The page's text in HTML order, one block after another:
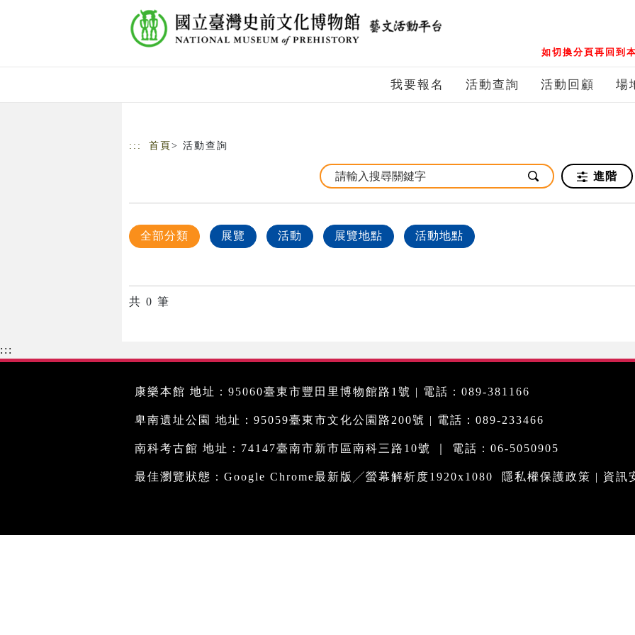
如切換分頁再回到
我要報名 活動查詢 活動回顧 場
::: 首頁 > 活動查詢
進階
全部分類 展覽 活動 展覽地點 活動地點
共 0 筆
:::
康樂本館 地址：95060臺東市豐田里博物館路1號 | 電話：089-381166
卑南遺址公園 地址：95059臺東市文化公園路200號 | 電話：089-233466
南科考古館 地址：74147臺南市新市區南科三路10號 ｜ 電話：06-5050905
最佳瀏覽狀態：Google Chrome最新版╱螢幕解析度1920x1080 隱私權保護政策 | 資訊